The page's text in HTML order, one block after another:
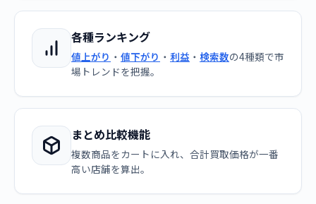
各種ランキング
値上がり ・ 値下がり ・ 利益 ・ 検索数の4種類で市
場トレンドを把握。
まとめ比較機能
複数商品をカートに入れ、合計買取価格が一番
高い店舗を算出。